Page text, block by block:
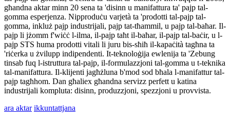
għandna aktar minn 20 sena ta 'disinn u manifattura ta' pajp tal-
gomma esperjenza. Nipproduċu varjetà ta 'prodotti tal-pajp tal-
gomma, inkluż pajp industrijali, pajp tat-tħammil, u pajp tal-baħar. Il-
pajp li jżomm f'wiċċ l-ilma, il-pajp taħt il-baħar, il-pajp tal-baċir, u l-
pajp STS huma prodotti vitali li juru bis-sħiħ il-kapaċità tagħna ta
'riċerka u żvilupp indipendenti. It-teknoloġija ewlenija ta 'Zebung
tinsab fuq l-istruttura tal-pajp, il-formulazzjoni tal-gomma u t-teknika
tal-manifattura. Il-klijenti jagħżluna b'mod sod bħala l-manifattur tal-
pajp tagħhom. Dan għaliex għandna servizz perfett u katina
industrijali kompluta: disinn, produzzjoni, spezzjoni u provvista.
ara aktar ikkuntattjana